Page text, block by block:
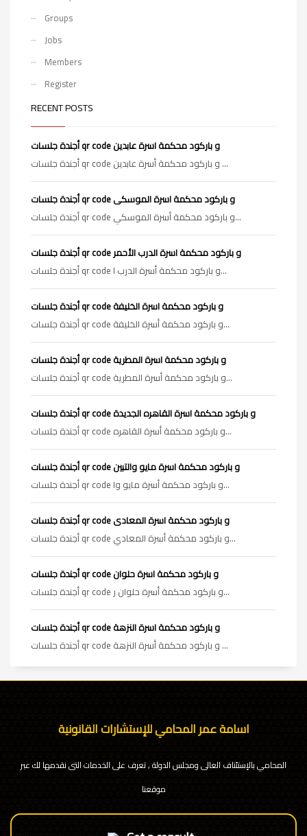
Groups
Jobs
Members
Register
RECENT POSTS
أجندة جلسات qr code و باركود محكمة اسرة عابدين
أجندة جلسات qr code و باركود محكمة أسرة عابدين ...
أجندة جلسات qr code و باركود محكمة اسرة الموسكى
أجندة جلسات qr code و باركود محكمة أسرة الموسكي...
أجندة جلسات qr code و باركود محكمة اسرة الدرب الأحمر
أجندة جلسات qr code و باركود محكمة أسرة الدرب ا...
أجندة جلسات qr code و باركود محكمة اسرة الخليفة
أجندة جلسات qr code و باركود محكمة أسرة الخليفة...
أجندة جلسات qr code و باركود محكمة اسرة المطرية
أجندة جلسات qr code و باركود محكمة أسرة المطرية...
أجندة جلسات qr code و باركود محكمة اسرة القاهره الجديدة
أجندة جلسات qr code و باركود محكمة أسرة القاهره...
أجندة جلسات qr code و باركود محكمة اسرة مايو والتبين
أجندة جلسات qr code و باركود محكمة أسرة مايو وا...
أجندة جلسات qr code و باركود محكمة اسرة المعادى
أجندة جلسات qr code و باركود محكمة أسرة المعادي...
أجندة جلسات qr code و باركود محكمة اسرة حلوان
أجندة جلسات qr code و باركود محكمة أسرة حلوان ر...
أجندة جلسات qr code و باركود محكمة اسرة النزهة
أجندة جلسات qr code و باركود محكمة أسرة النزهة ...
اسامة عمر المحامي للإستشارات القانونية
المحامي بالإستئناف العالى ومجلس الدولة , تعرف على الخدمات التى نقدمها لك عبر
موقعنا